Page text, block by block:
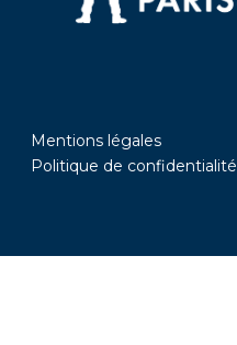
Mentions légales
Politique de confidentialité